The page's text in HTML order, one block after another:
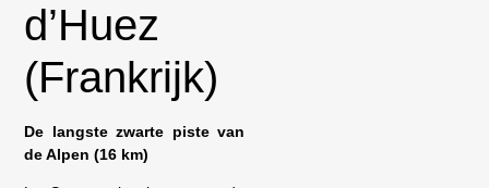
d’Huez
(Frankrijk)
De langste zwarte piste van
de Alpen (16 km)